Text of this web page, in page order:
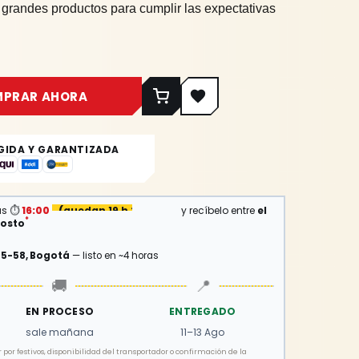
productos para cumplir las expectativas
AHORA
Y GARANTIZADA
⏱16:00 (quedan 19 h 22 min y recíbelo entre el
*
58, Bogotá — listo en ~4 horas
🚚
EN PROCESO
sale mañana
📍
ENTREGADO
11–13 Ago
festivos, disponibilidad del transportador o confirmación de la